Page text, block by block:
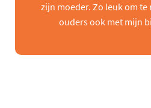
zijn moeder. Zo leuk om
ouders ook met mijn